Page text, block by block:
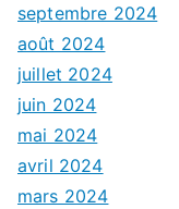
septembre 2024
août 2024
juillet 2024
juin 2024
mai 2024
avril 2024
mars 2024